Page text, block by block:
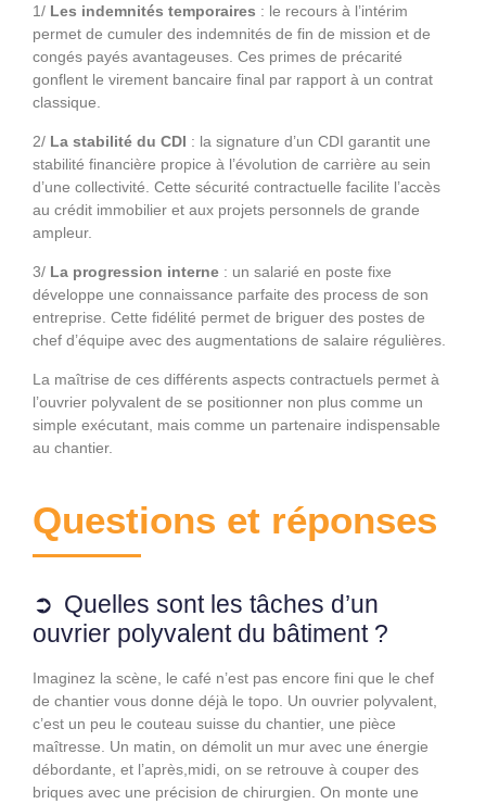
1/ Les indemnités temporaires : le recours à l’intérim
permet de cumuler des indemnités de fin de mission et de
congés payés avantageuses. Ces primes de précarité
gonflent le virement bancaire final par rapport à un contrat
classique.
2/ La stabilité du CDI : la signature d’un CDI garantit une
stabilité financière propice à l’évolution de carrière au sein
d’une collectivité. Cette sécurité contractuelle facilite l’accès
au crédit immobilier et aux projets personnels de grande
ampleur.
3/ La progression interne : un salarié en poste fixe
développe une connaissance parfaite des process de son
entreprise. Cette fidélité permet de briguer des postes de
chef d’équipe avec des augmentations de salaire régulières.
La maîtrise de ces différents aspects contractuels permet à
l’ouvrier polyvalent de se positionner non plus comme un
simple exécutant, mais comme un partenaire indispensable
au chantier.
Questions et réponses
Quelles sont les tâches d’un
ouvrier polyvalent du bâtiment ?
Imaginez la scène, le café n’est pas encore fini que le chef
de chantier vous donne déjà le topo. Un ouvrier polyvalent,
c’est un peu le couteau suisse du chantier, une pièce
maîtresse. Un matin, on démolit un mur avec une énergie
débordante, et l’après,midi, on se retrouve à couper des
briques avec une précision de chirurgien. On monte une